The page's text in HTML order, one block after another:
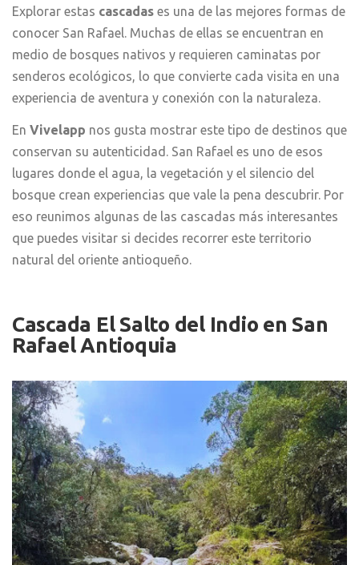
Explorar estas cascadas es una de las mejores formas de
conocer San Rafael. Muchas de ellas se encuentran en
medio de bosques nativos y requieren caminatas por
senderos ecológicos, lo que convierte cada visita en una
experiencia de aventura y conexión con la naturaleza.
En Vivelapp nos gusta mostrar este tipo de destinos que
conservan su autenticidad. San Rafael es uno de esos
lugares donde el agua, la vegetación y el silencio del
bosque crean experiencias que vale la pena descubrir. Por
eso reunimos algunas de las cascadas más interesantes
que puedes visitar si decides recorrer este territorio
natural del oriente antioqueño.
Cascada El Salto del Indio en San
Rafael Antioquia